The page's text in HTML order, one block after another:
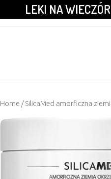
LEKI NA
Home / SilicaMed amorficzna